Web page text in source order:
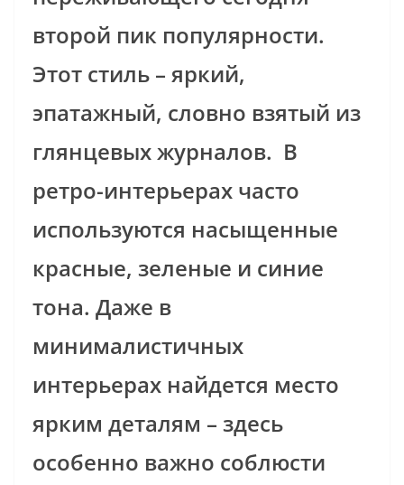
второй пик популярности.
Этот стиль – яркий,
эпатажный, словно взятый из
глянцевых журналов. В
ретро-интерьерах часто
используются насыщенные
красные, зеленые и синие
тона. Даже в
минималистичных
интерьерах найдется место
ярким деталям – здесь
особенно важно соблюсти